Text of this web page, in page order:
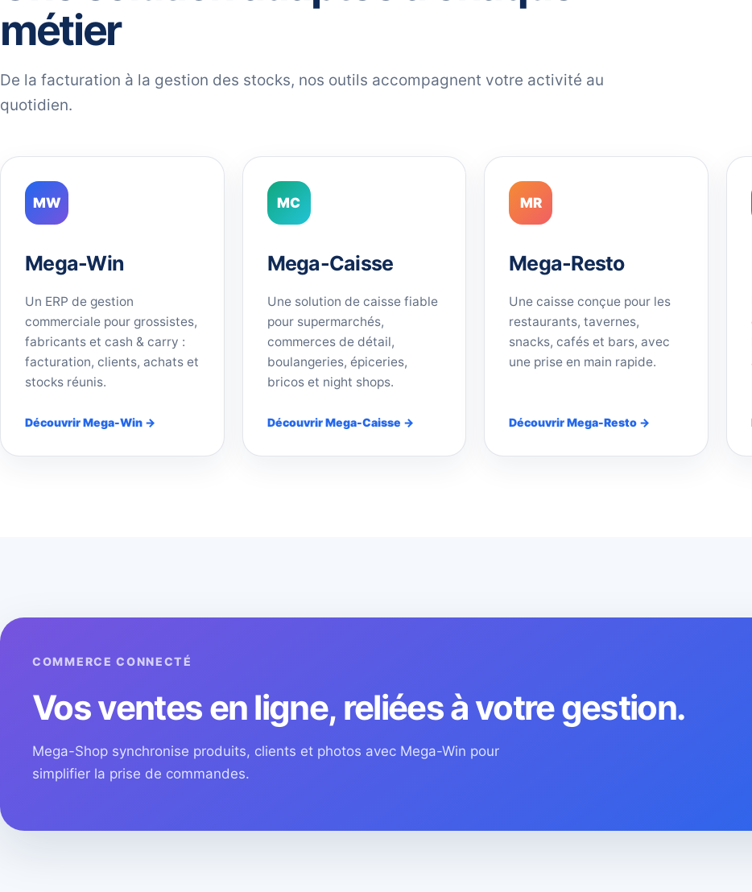
métier
De la facturation à la gestion des stocks, nos outils accompagnent votre activité au
quotidien.
MW
Mega-Win
Un ERP de gestion
commerciale pour grossistes,
fabricants et cash & carry :
facturation, clients, achats et
stocks réunis.
Découvrir Mega-Win →
MC
Mega-Caisse
Une solution de caisse fiable
pour supermarchés,
commerces de détail,
boulangeries, épiceries,
bricos et night shops.
Découvrir Mega-Caisse →
MR
Mega-Resto
Une caisse conçue pour les
restaurants, tavernes,
snacks, cafés et bars, avec
une prise en main rapide.
Découvrir Mega-Resto →
COMMERCE CONNECTÉ
Vos ventes en ligne, reliées à votre gestion.
Mega-Shop synchronise produits, clients et photos avec Mega-Win pour
simplifier la prise de commandes.